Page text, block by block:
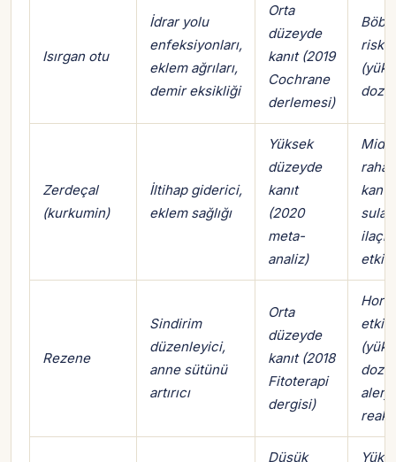
Isırgan otu
İdrar yolu
enfeksiyonları,
eklem ağrıları,
demir eksikliği
Orta
düzeyde
kanıt (2019
Cochrane
derlemesi)
riski
Zerdeçal
(kurkumin)
İltihap giderici,
eklem sağlığı
Yüksek
düzeyde
kanıt
(2020
meta-
analiz)
Mide
kan
Rezene
Sindirim
düzenleyici,
anne sütünü
artırıcı
Orta
düzeyde
kanıt (2018
Fitoterapi
dergisi)
Düşük